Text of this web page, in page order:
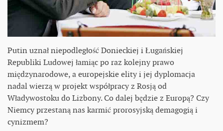
Putin uznał niepodległość Donieckiej i Ługańskiej
Republiki Ludowej łamiąc po raz kolejny prawo
międzynarodowe, a europejskie elity i jej dyplomacja
nadal wierzą w projekt współpracy z Rosją od
Władywostoku do Lizbony. Co dalej będzie z Europą? Czy
Niemcy przestaną nas karmić prorosyjską demagogią i
cynizmem?